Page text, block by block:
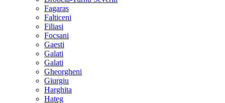
Fagaras
Falticeni
Filiasi
Focsani
Gaesti
Galati
Galati
Gheorgheni
Giurgiu
Harghita
Hateg